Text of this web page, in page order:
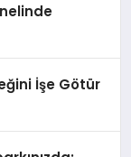
İşe Götür